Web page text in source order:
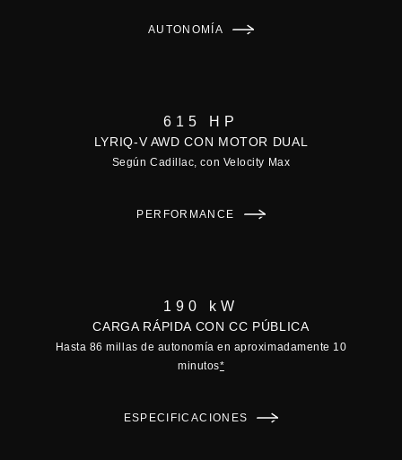
AUTONOMÍA
615 HP
LYRIQ-V AWD CON MOTOR DUAL
Según Cadillac, con Velocity Max
PERFORMANCE
190 kW
CARGA RÁPIDA CON CC PÚBLICA
Hasta 86 millas de autonomía en aproximadamente 10
minutos*
ESPECIFICACIONES